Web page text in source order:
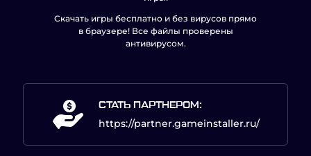
Скачать игры бесплатно и без вирусов прямо
в браузере! Все файлы проверены
антивирусом.
СТАТЬ ПАРТНЕРОМ:
https://partner.gameinstaller.ru/